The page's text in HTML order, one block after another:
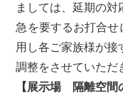
ましては、延期の対
急を要するお打合せ
用し各ご家族様が
調整をさせていただ
【展示場 隔離空間